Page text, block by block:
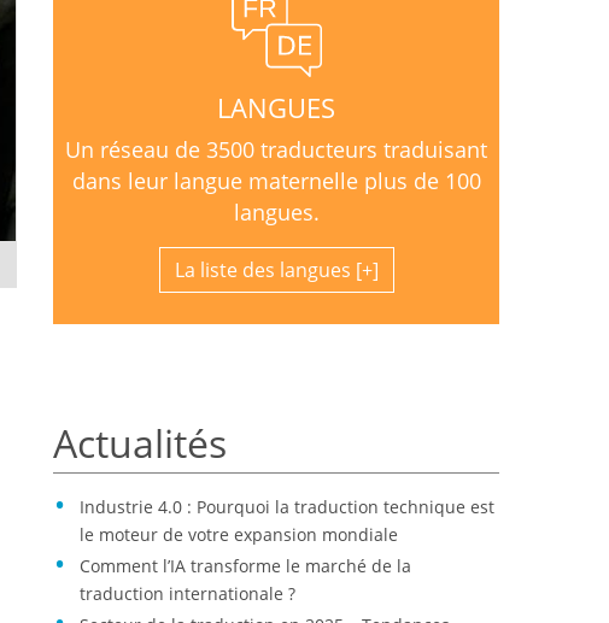
LANGUES
Un réseau de 3500 traducteurs traduisant
dans leur langue maternelle plus de 100
langues.
La liste des langues
Actualités
Industrie 4.0 : Pourquoi la traduction technique est
le moteur de votre expansion mondiale
Comment l’IA transforme le marché de la
traduction internationale ?